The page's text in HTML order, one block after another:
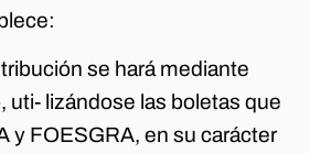
se hará mediante
uti- lizándose las boletas que
y FOESGRA, en su carácter